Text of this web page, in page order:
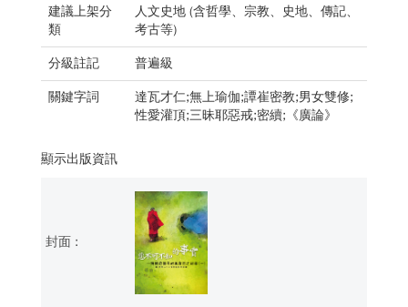
建議上架分
類
人文史地 (含哲學、宗教、史地、傳記、
考古等)
分級註記 普遍級
關鍵字詞
達瓦才仁;無上瑜伽;譚崔密教;男女雙修;
性愛灌頂;三昧耶惡戒;密續;《廣論》
顯示出版資訊